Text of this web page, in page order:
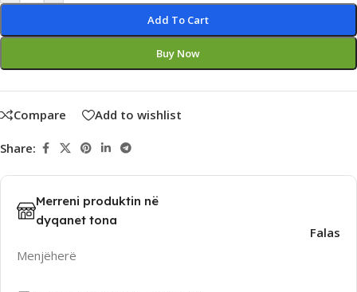
Add To Cart
Buy Now
Compare Add to wishlist
Share:
Merreni produktin në
dyqanet tona
Menjëherë
Falas